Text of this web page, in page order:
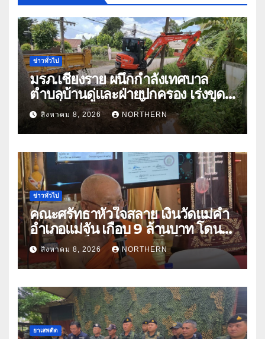
ข่าวทั่วไป
มรภ.เชียงราย ผนึกกำลังเทศบาล
ตำบลบ้านดู่และฝ่ายปกครอง เร่งขุด
ลอกสิ่งกีดขวางทางน้ำ ป้องกันและลด
ปัญหาน้ำท่วม
สิงหาคม 8, 2026 NORTHERN
ข่าวทั่วไป
คณะศรัทธาหัวใจสลาย เงินวัดแม่คำ
อำเภอแม่จัน เกือบ 9 ล้านบาท โดน
แก๊งคอลเซ็นเตอร์หลอกให้โอนข้าม
ปีกว่า 66 บัญชี
สิงหาคม 8, 2026 NORTHERN
ยาเสพติด